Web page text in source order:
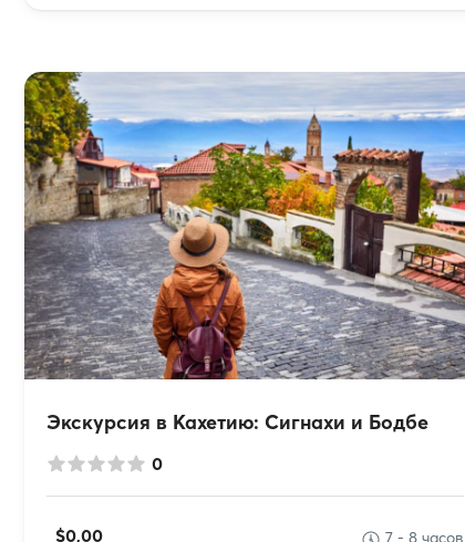
Экскурсия в Кахетию: Сигнахи и Бодбе
0
$0,00